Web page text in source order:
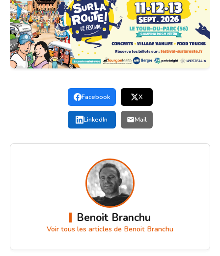
Facebook X
LinkedIn Mail
Benoit Branchu
Voir tous les articles de Benoit Branchu